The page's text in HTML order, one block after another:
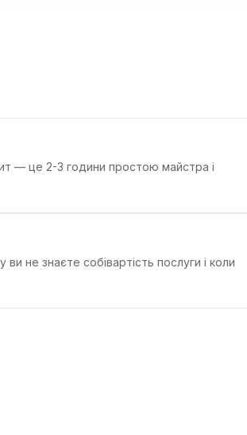
— це 2-3 години простою майстра і
не знаєте собівартість послуги і коли